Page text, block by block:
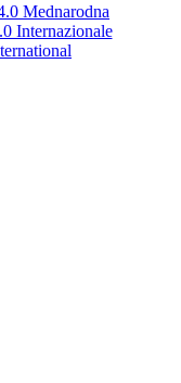
Mednarodna
Internazionale